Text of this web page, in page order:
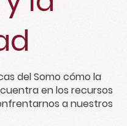
del Somo cómo la
en los recursos
a nuestros